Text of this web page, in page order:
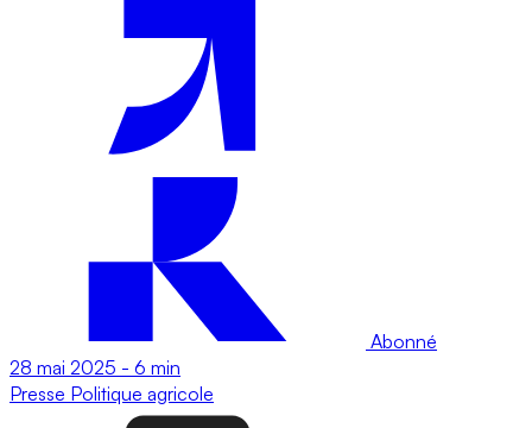
Abonné
28 mai 2025 - 6 min
Presse Politique agricole